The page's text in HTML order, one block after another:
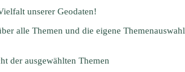
unserer Geodaten!
alle Themen und die eigene Themenauswahl
der ausgewählten Themen